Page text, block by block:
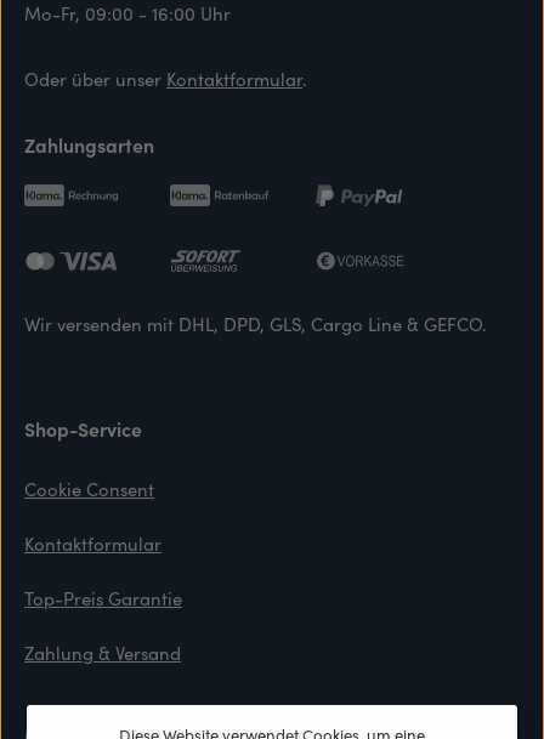
Mo-Fr, 09:00 - 16:00 Uhr
Oder über unser Kontaktformular.
Zahlungsarten
Wir versenden mit DHL, DPD, GLS, Cargo Line & GEFCO.
Shop-Service
Cookie Consent
Kontaktformular
Top-Preis Garantie
Zahlung & Versand
Materialien